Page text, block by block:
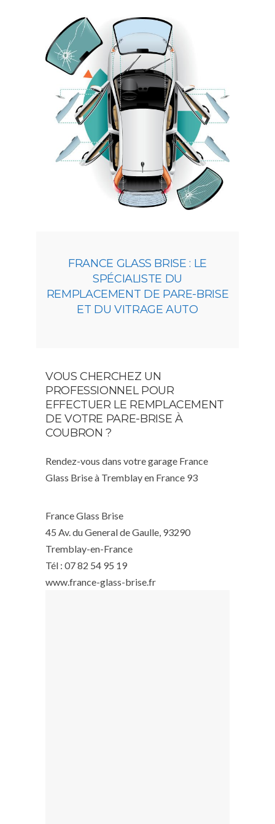
FRANCE GLASS BRISE : LE
SPÉCIALISTE DU
REMPLACEMENT DE PARE-BRISE
ET DU VITRAGE AUTO
VOUS CHERCHEZ UN
PROFESSIONNEL POUR
EFFECTUER LE REMPLACEMENT
DE VOTRE PARE-BRISE À
COUBRON ?
Rendez-vous dans votre garage France
Glass Brise à Tremblay en France 93
France Glass Brise
45 Av. du General de Gaulle, 93290
Tremblay-en-France
Tél : 07 82 54 95 19
www.france-glass-brise.fr